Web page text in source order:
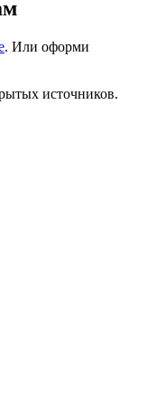
. Или оформи
источников.